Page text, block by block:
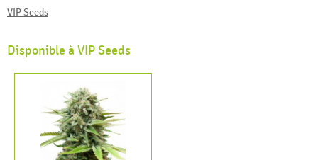
VIP Seeds
Disponible à VIP Seeds